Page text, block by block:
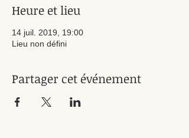
Heure et lieu
14 juil. 2019, 19:00
Lieu non défini
Partager cet événement